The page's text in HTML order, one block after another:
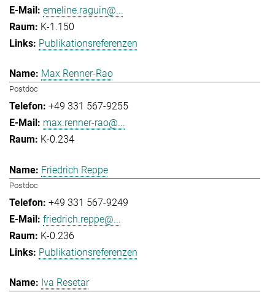
emeline.raguin@...
K-1.150
Publikationsreferenzen
Max Renner-Rao
Postdoc
+49 331 567-9255
max.renner-rao@...
K-0.234
Friedrich Reppe
Postdoc
+49 331 567-9249
friedrich.reppe@...
K-0.236
Publikationsreferenzen
Iva Resetar